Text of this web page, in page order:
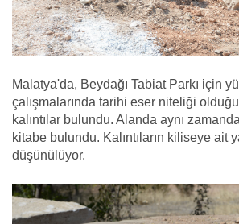
Malatya'da, Beydağı Tabiat Parkı için
çalışmalarında tarihi eser niteliği
kalıntılar bulundu. Alanda aynı
kitabe bulundu. Kalıntıların kiliseye ait
düşünülüyor.